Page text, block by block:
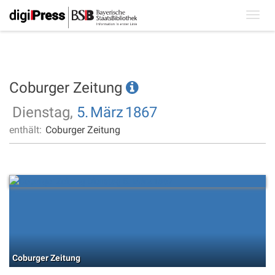
Coburger Zeitung
Dienstag, 5. März 1867
enthält: Coburger Zeitung
Coburger Zeitung